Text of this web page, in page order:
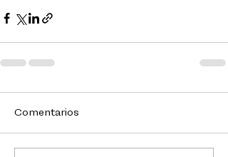
Comentarios